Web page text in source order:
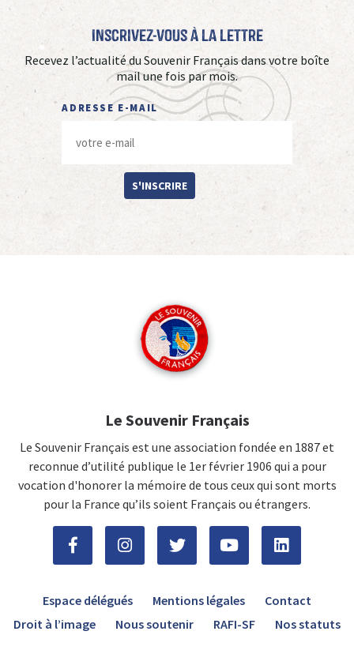
Inscrivez-vous à La Lettre
Recevez l’actualité du Souvenir Français dans votre boîte
mail une fois par mois.
ADRESSE E-MAIL
S'INSCRIRE
Le Souvenir Français
Le Souvenir Français est une association fondée en 1887 et
reconnue d’utilité publique le 1er février 1906 qui a pour
vocation d'honorer la mémoire de tous ceux qui sont morts
pour la France qu’ils soient Français ou étrangers.
Espace délégués Mentions légales
Contact
Droit à l’image
Nous soutenir RAFI-SF Nos statuts